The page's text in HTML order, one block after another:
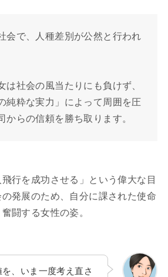
会で、人種差別が公然と行われ
は社会の風当たりにも負けず、
純粋な実力」によって周囲を圧
からの信頼を勝ち取ります。
飛行を成功させる」という偉大な目
発展のため、自分に課された使命
闘する女性の姿。
、いま一度考え直さ